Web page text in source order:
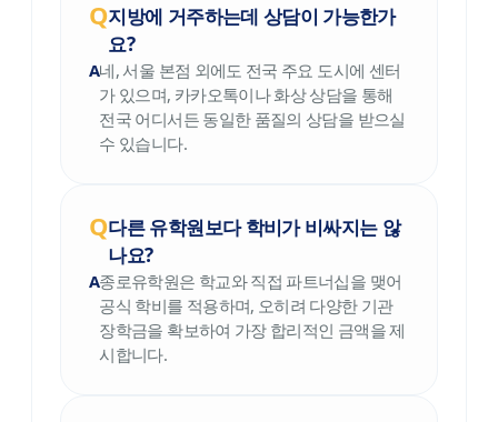
지방에 거주하는데 상담이 가능한가
요?
네, 서울 본점 외에도 전국 주요 도시에 센터
가 있으며, 카카오톡이나 화상 상담을 통해
전국 어디서든 동일한 품질의 상담을 받으실
수 있습니다.
다른 유학원보다 학비가 비싸지는 않
나요?
종로유학원은 학교와 직접 파트너십을 맺어
공식 학비를 적용하며, 오히려 다양한 기관
장학금을 확보하여 가장 합리적인 금액을 제
시합니다.